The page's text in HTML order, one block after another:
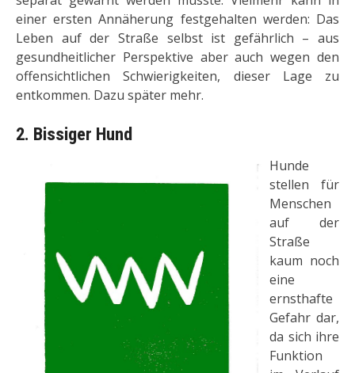
einer ersten Annäherung festgehalten werden: Das
Leben auf der Straße selbst ist gefährlich – aus
gesundheitlicher Perspektive aber auch wegen den
offensichtlichen Schwierigkeiten, dieser Lage zu
entkommen. Dazu später mehr.
2. Bissiger Hund
Hunde
stellen für
Menschen
auf der
Straße
kaum noch
eine
ernsthafte
Ge­fahr dar,
da sich ihre
Funktion